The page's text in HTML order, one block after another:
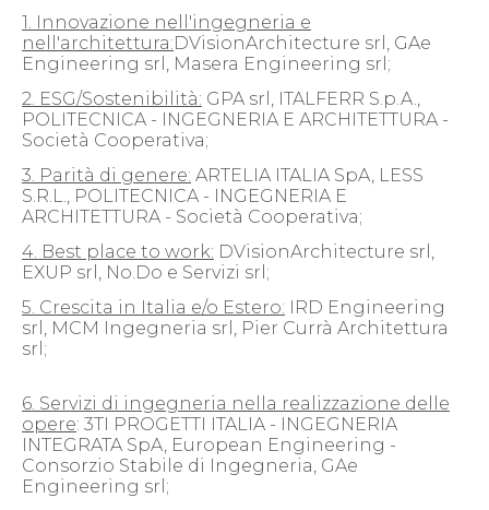
1. Innovazione nell'ingegneria e
nell'architettura: DVisionArchitecture srl, GAe
Engineering srl, Masera Engineering srl;
2. ESG/Sostenibilità: GPA srl, ITALFERR S.p.A.,
POLITECNICA - INGEGNERIA E ARCHITETTURA -
Società Cooperativa;
3. Parità di genere: ARTELIA ITALIA SpA, LESS
S.R.L., POLITECNICA - INGEGNERIA E
ARCHITETTURA - Società Cooperativa;
4. Best place to work: DVisionArchitecture srl,
EXUP srl, No.Do e Servizi srl;
5. Crescita in Italia e/o Estero: IRD Engineering
srl, MCM Ingegneria srl, Pier Currà Architettura
srl;
6. Servizi di ingegneria nella realizzazione delle
opere: 3TI PROGETTI ITALIA - INGEGNERIA
INTEGRATA SpA, European Engineering -
Consorzio Stabile di Ingegneria, GAe
Engineering srl;